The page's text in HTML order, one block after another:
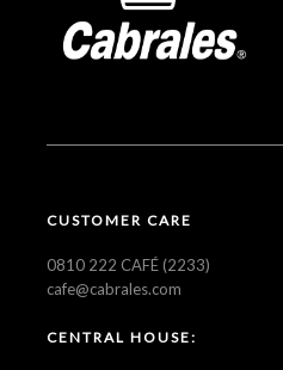
CUSTOMER CARE
0810 222 CAFÉ (2233)
cafe@cabrales.com
CENTRAL HOUSE: